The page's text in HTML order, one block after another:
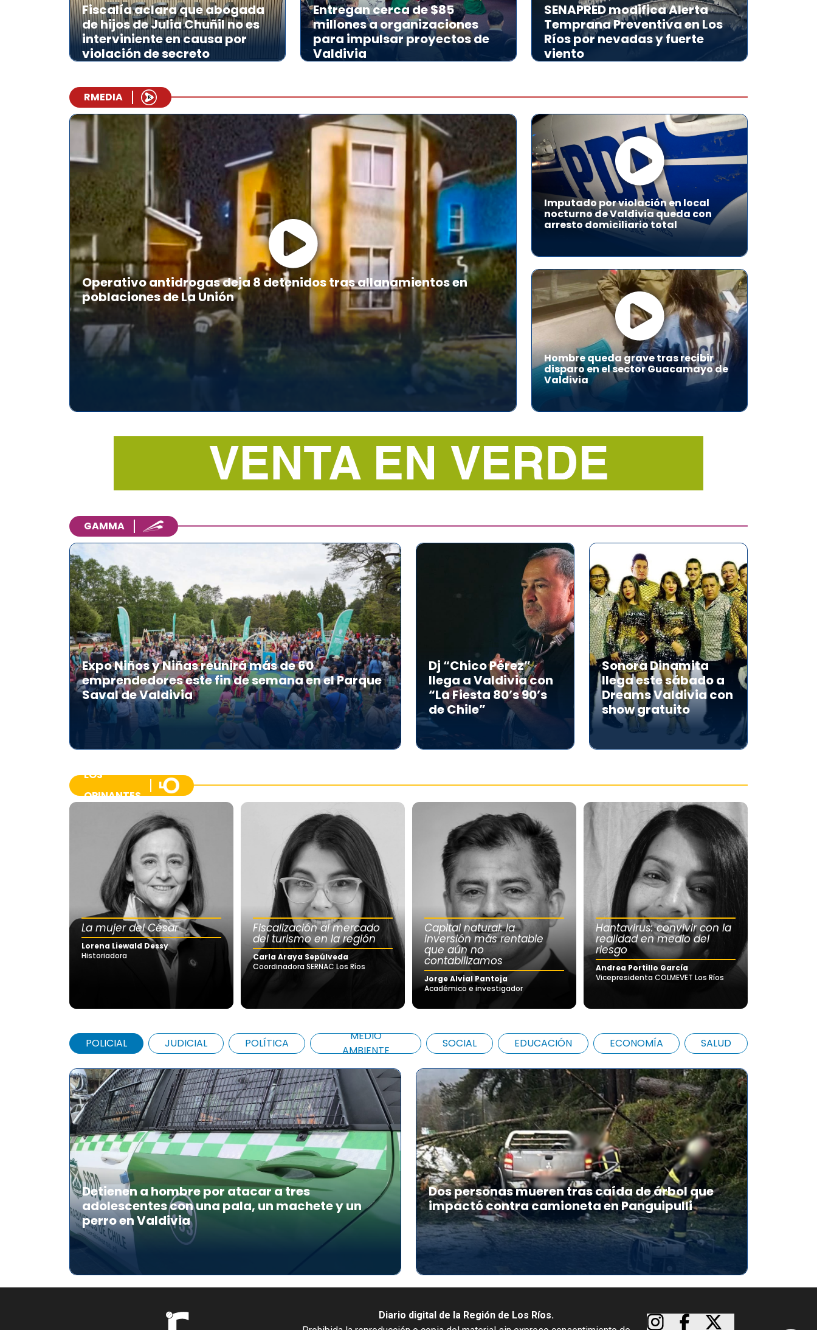
Fiscalía aclara que abogada
de hijos de Julia Chuñil no es
interviniente en causa por
violación de secreto
Entregan cerca de $85
millones a organizaciones
para impulsar proyectos de
Valdivia
SENAPRED modifica Alerta
Temprana Preventiva en Los
Ríos por nevadas y fuerte
viento
RMEDIA
Operativo antidrogas deja 8 detenidos tras allanamientos en
poblaciones de La Unión
Imputado por violación en local
nocturno de Valdivia queda con
arresto domiciliario total
Hombre queda grave tras recibir
disparo en el sector Guacamayo de
Valdivia
GAMMA
Expo Niños y Niñas reunirá más de 60
emprendedores este fin de semana en el Parque
Saval de Valdivia
Dj “Chico Pérez”
llega a Valdivia con
“La Fiesta 80’s 90’s
de Chile”
Sonora Dinamita
llega este sábado a
Dreams Valdivia con
show gratuito
LOS
OPINANTES
La mujer del César
Lorena Liewald Dessy
Historiadora
Fiscalización al mercado
del turismo en la región
Carla Araya Sepúlveda
Coordinadora SERNAC Los Ríos
Capital natural: la
inversión más rentable
que aún no
contabilizamos
Jorge Alvial Pantoja
Académico e investigador
Hantavirus: convivir con la
realidad en medio del
riesgo
Andrea Portillo García
Vicepresidenta COLMEVET Los Ríos
POLICIAL JUDICIAL POLÍTICA
MEDIO
AMBIENTE
SOCIAL EDUCACIÓN ECONOMÍA SALUD
Detienen a hombre por atacar a tres
adolescentes con una pala, un machete y un
perro en Valdivia
Dos personas mueren tras caída de árbol que
impactó contra camioneta en Panguipulli
Diario digital de la Región de Los Ríos.